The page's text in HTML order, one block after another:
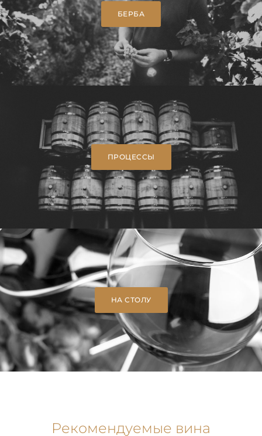
БЕРБА
ПРОЦЕССЫ
НА СТОЛУ
Рекомендуемые вина